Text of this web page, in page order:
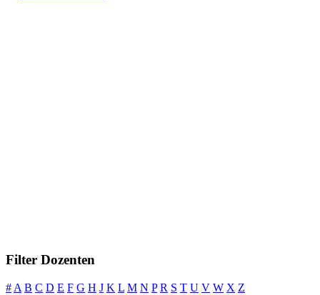
Filter Dozenten
# A B C D E F G H J K L M N P R S T U V W X Z